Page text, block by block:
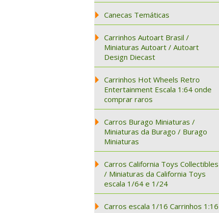
Canecas Temáticas
Carrinhos Autoart Brasil /
Miniaturas Autoart / Autoart
Design Diecast
Carrinhos Hot Wheels Retro
Entertainment Escala 1:64 onde
comprar raros
Carros Burago Miniaturas /
Miniaturas da Burago / Burago
Miniaturas
Carros California Toys Collectibles
/ Miniaturas da California Toys
escala 1/64 e 1/24
Carros escala 1/16 Carrinhos 1:16